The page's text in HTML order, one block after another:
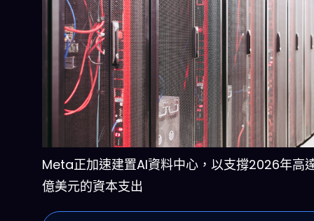
Meta正加速建置AI資料中心，以支撐2026年高
億美元的資本支出